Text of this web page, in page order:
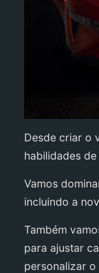
Desde criar o
habilidades
Vamos
incluindo a
Também
para ajustar
personalizar